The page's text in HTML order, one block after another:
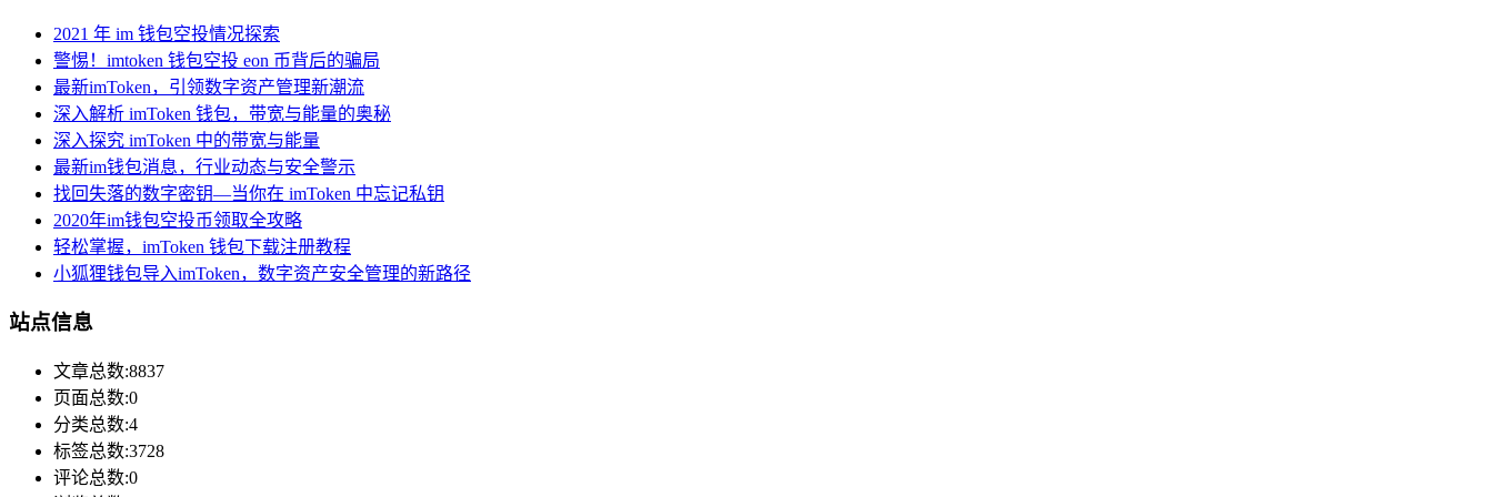
2021 年 im 钱包空投情况探索
警惕！imtoken 钱包空投 eon 币背后的骗局
最新imToken，引领数字资产管理新潮流
深入解析 imToken 钱包，带宽与能量的奥秘
深入探究 imToken 中的带宽与能量
最新im钱包消息，行业动态与安全警示
找回失落的数字密钥—当你在 imToken 中忘记私钥
2020年im钱包空投币领取全攻略
轻松掌握，imToken 钱包下载注册教程
小狐狸钱包导入imToken，数字资产安全管理的新路径
站点信息
文章总数:8837
页面总数:0
分类总数:4
标签总数:3728
评论总数:0